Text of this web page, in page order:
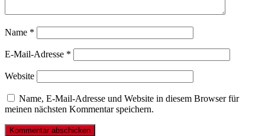
Name *
E-Mail-Adresse *
Website
Name, E-Mail-Adresse und Website in diesem Browser für
meinen nächsten Kommentar speichern.